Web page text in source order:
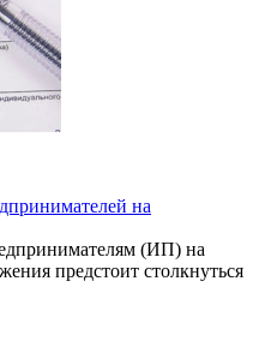
на
(ИП) на
предстоит столкнуться